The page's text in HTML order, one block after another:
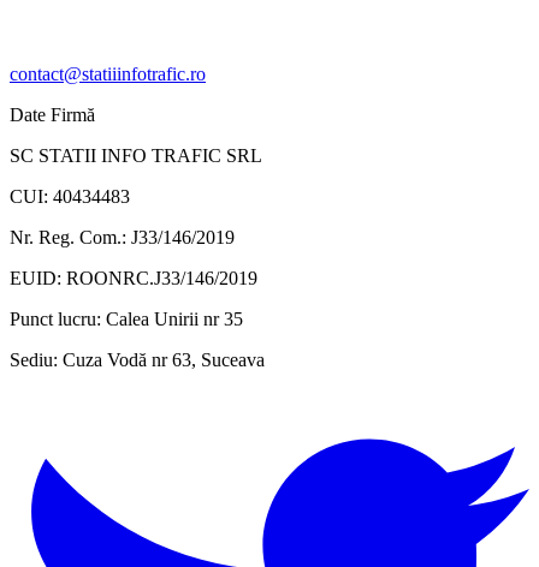
contact@statiiinfotrafic.ro
Date Firmă
SC STATII INFO TRAFIC SRL
CUI: 40434483
Nr. Reg. Com.: J33/146/2019
EUID: ROONRC.J33/146/2019
Punct lucru: Calea Unirii nr 35
Sediu: Cuza Vodă nr 63, Suceava